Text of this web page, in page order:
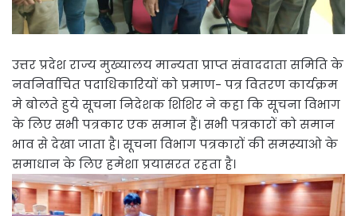
उत्तर प्रदेश राज्य मुख्यालय मान्यता प्राप्त संवाददाता समिति के
नवनिर्वाचित पदाधिकारियों को प्रमाण- पत्र वितरण कार्यक्रम
मे बोलते हुये सूचना निदेशक शिशिर ने कहा कि सूचना विभाग
के लिए सभी पत्रकार एक समान हैं। सभी पत्रकारों को समान
भाव से देखा जाता है। सूचना विभाग पत्रकारों की समस्याओ के
समाधान के लिए हमेशा प्रयासरत रहता है।